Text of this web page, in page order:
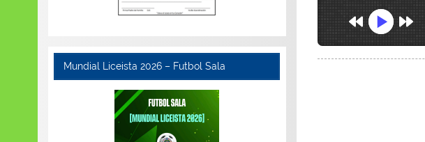
Mundial Liceista 2026 – Futbol Sala